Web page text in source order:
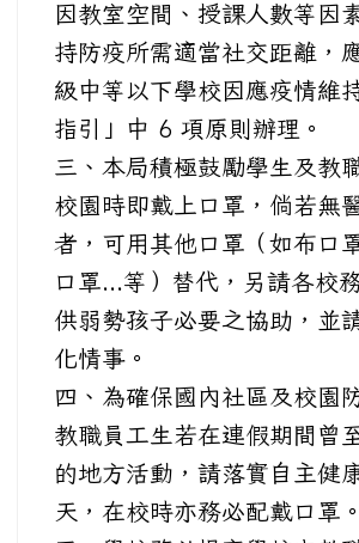
因教室空間、授課人數等因
持防疫所需適當社交距離，
級中等以下學校因應疫情維
指引」中 6 項原則辦理。
三、本局積極鼓勵學生及教
校園時即戴上口罩，倘若無
者，可用其他口罩（如布口
口罩...等）替代，另請各校
供弱勢孩子必要之協助，並
化情事。
四、為確保國內社區及校園
教職員工生若在連假期間曾
的地方活動，請落實自主健
天，在校時亦務必配戴口罩。